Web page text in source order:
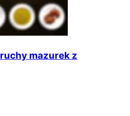
mazurek z